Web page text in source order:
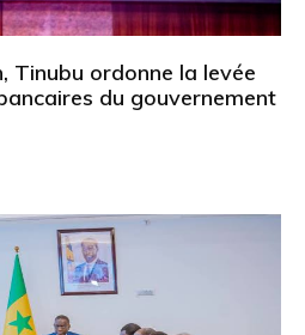
Tinubu ordonne la levée
du gouvernement